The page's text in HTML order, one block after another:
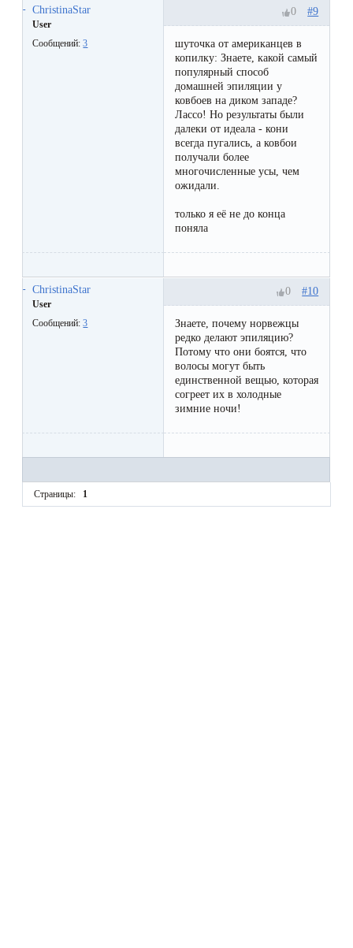
ChristinaStar
User
Сообщений:3
#9
0
шуточка от американцев в
копилку: Знаете, какой самый
популярный способ
домашней эпиляции у
ковбоев на диком западе?
Лассо! Но результаты были
далеки от идеала - кони
всегда пугались, а ковбои
получали более
многочисленные усы, чем
ожидали.
только я её не до конца
поняла
ChristinaStar
User
Сообщений:3
#10
0
Знаете, почему норвежцы
редко делают эпиляцию?
Потому что они боятся, что
волосы могут быть
единственной вещью, которая
согреет их в холодные
зимние ночи!
Страницы: 1